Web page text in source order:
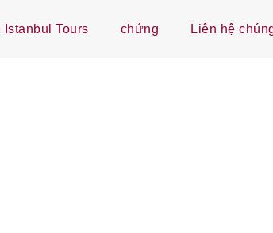
Tours chứng Liên hệ